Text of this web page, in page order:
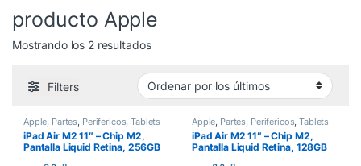
producto Apple
Mostrando los 2 resultadosOrdenado por los últimos
Filters
Apple Partes Perifericos ,Tablets
iPad Air M2 11″ – Chip M2,
Pantalla Liquid Retina, 256GB
Apple Partes Perifericos ,Tablets
iPad Air M2 11″ – Chip M2,
Pantalla Liquid Retina, 128GB